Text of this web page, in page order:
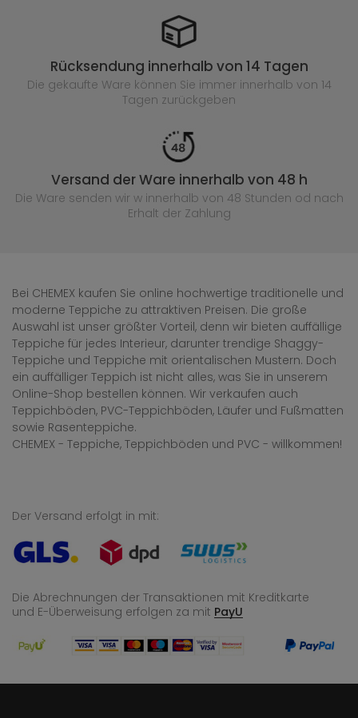
Rücksendung innerhalb von 14 Tagen
Die gekaufte Ware können Sie immer innerhalb von 14
Tagen zurückgeben
Versand der Ware innerhalb von 48 h
Die Ware senden wir w innerhalb von 48 Stunden od nach
Erhalt der Zahlung
Bei CHEMEX kaufen Sie online hochwertige traditionelle und
moderne Teppiche zu attraktiven Preisen. Die große
Auswahl ist unser größter Vorteil, denn wir bieten auffällige
Teppiche für jedes Interieur, darunter trendige Shaggy-
Teppiche und Teppiche mit orientalischen Mustern. Doch
ein auffälliger Teppich ist nicht alles, was Sie in unserem
Online-Shop bestellen können. Wir verkaufen auch
Teppichböden, PVC-Teppichböden, Läufer und Fußmatten
sowie Rasenteppiche.
CHEMEX - Teppiche, Teppichböden und PVC - willkommen!
Der Versand erfolgt in mit:
Die Abrechnungen der Transaktionen mit Kreditkarte
und E-Überweisung erfolgen za mit PayU